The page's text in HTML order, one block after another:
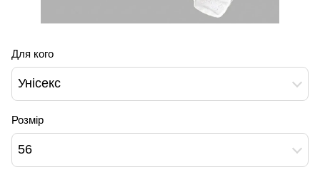
Для кого
Унісекс
Розмір
56